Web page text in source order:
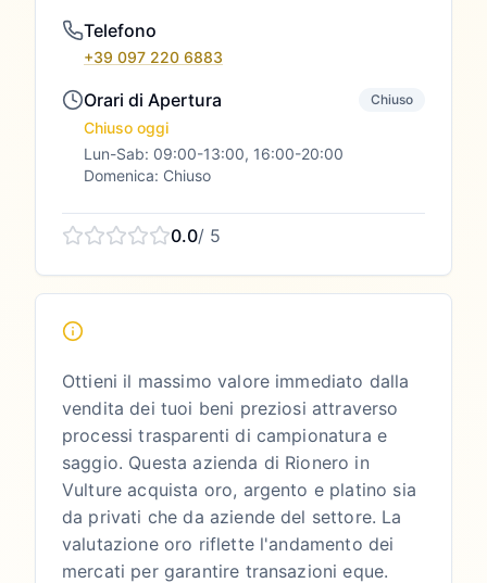
Telefono
+39 097 220 6883
Orari di Apertura Chiuso
Chiuso oggi
Lun-Sab: 09:00-13:00, 16:00-20:00
Domenica: Chiuso
0.0/ 5
Ottieni il massimo valore immediato dalla
vendita dei tuoi beni preziosi attraverso
processi trasparenti di campionatura e
saggio. Questa azienda di Rionero in
Vulture acquista oro, argento e platino sia
da privati che da aziende del settore. La
valutazione oro riflette l'andamento dei
mercati per garantire transazioni eque.